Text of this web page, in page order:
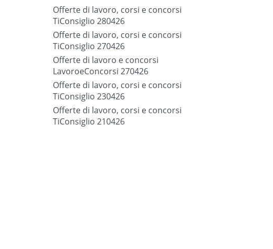
Offerte di lavoro, corsi e concorsi
TiConsiglio 280426
Offerte di lavoro, corsi e concorsi
TiConsiglio 270426
Offerte di lavoro e concorsi
LavoroeConcorsi 270426
Offerte di lavoro, corsi e concorsi
TiConsiglio 230426
Offerte di lavoro, corsi e concorsi
TiConsiglio 210426